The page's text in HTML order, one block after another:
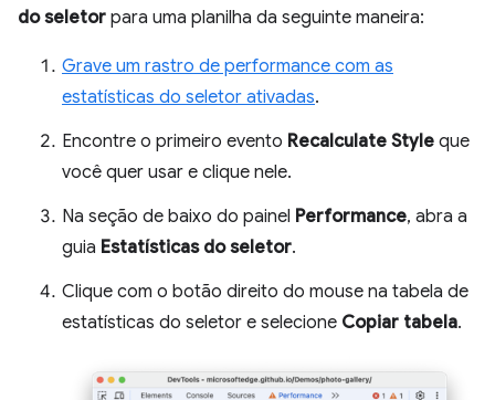
do seletor para uma planilha da seguinte maneira:
Grave um rastro de performance com as
estatísticas do seletor ativadas.
Encontre o primeiro evento Recalculate Style que
você quer usar e clique nele.
Na seção de baixo do painel Performance, abra a
guia Estatísticas do seletor.
Clique com o botão direito do mouse na tabela de
estatísticas do seletor e selecione Copiar tabela.